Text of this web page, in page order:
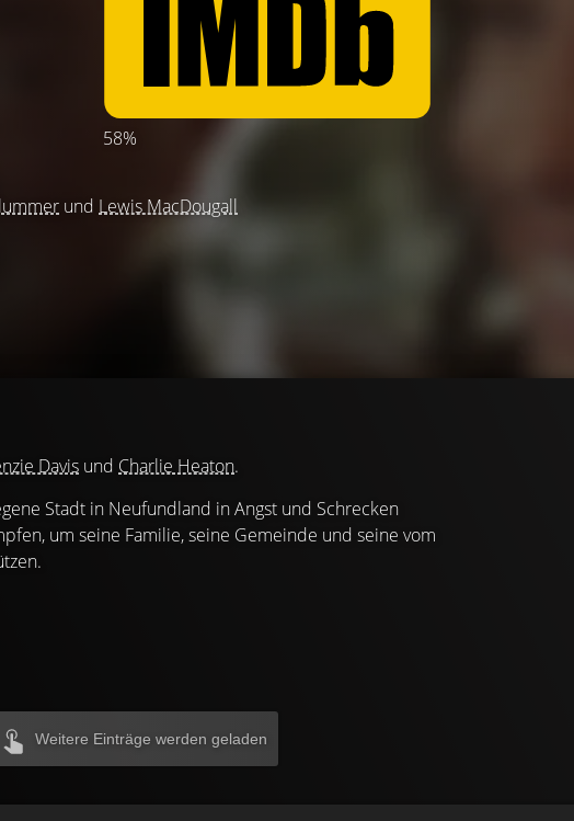
58%
und Lewis MacDougall
Davis und Charlie Heaton.
Stadt in Neufundland in Angst und Schrecken
um seine Familie, seine Gemeinde und seine vom
Weitere Einträge werden geladen